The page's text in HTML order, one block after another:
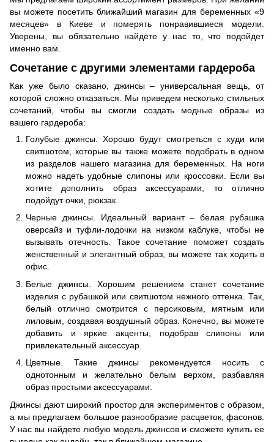
вы можете посетить ближайший магазин для беременных «9
месяцев» в Киеве и померять понравившиеся модели.
Уверены, вы обязательно найдете у нас то, что подойдет
именно вам.
Сочетание с другими элементами гардероба
Как уже было сказано, джинсы – универсальная вещь, от
которой сложно отказаться. Мы приведем несколько стильных
сочетаний, чтобы вы смогли создать модные образы из
вашего гардероба:
Голубые джинсы. Хорошо будут смотреться с худи или
свитшотом, которые вы также можете подобрать в одном
из разделов нашего магазина для беременных. На ноги
можно надеть удобные слипоны или кроссовки. Если вы
хотите дополнить образ аксессуарами, то отлично
подойдут очки, рюкзак.
Черные джинсы. Идеальный вариант – белая рубашка
оверсайз и туфли-лодочки на низком каблуке, чтобы не
вызывать отечность. Такое сочетание поможет создать
женственный и элегантный образ, вы можете так ходить в
офис.
Белые джинсы. Хорошим решением станет сочетание
изделия с рубашкой или свитшотом нежного оттенка. Так,
белый отлично смотрится с персиковым, мятным или
лиловым, создавая воздушный образ. Конечно, вы можете
добавить и яркие акценты, подобрав слипоны или
привлекательный аксессуар.
Цветные. Такие джинсы рекомендуется носить с
однотонным и желательно белым верхом, разбавляя
образ простыми аксессуарами.
Джинсы дают широкий простор для экспериментов с образом,
а мы предлагаем большое разнообразие расцветок, фасонов.
У нас вы найдете любую модель джинсов и сможете купить ее